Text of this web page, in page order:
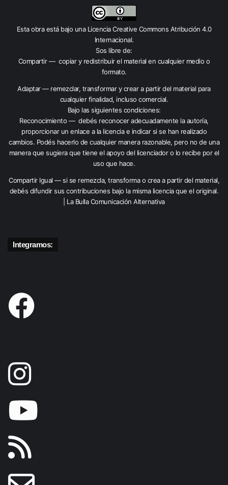
Esta obra está bajo una Licencia Creative Commons Atribución 4.0
Internacional.
Sos libre de:
Compartir — copiar y redistribuir el material en cualquier medio o
formato.
Adaptar — remezclar, transformar y crear a partir del material para
cualquier finalidad, incluso comercial.
Bajo las siguientes condiciones:
Reconocimiento — debés reconocer adecuadamente la autoría,
proporcionar un enlace a la licencia e indicar si se han realizado
cambios. Podés hacerlo de cualquier manera razonable, pero no de una
manera que sugiera que tiene el apoyo del licenciador o lo recibe por el
uso que hace.
Compartir Igual — si se remezcla, transforma o crea a partir del material,
debés difundir sus contribuciones bajo la misma licencia que el original.
| La Bulla Comunicación Alternativa
Integramos: